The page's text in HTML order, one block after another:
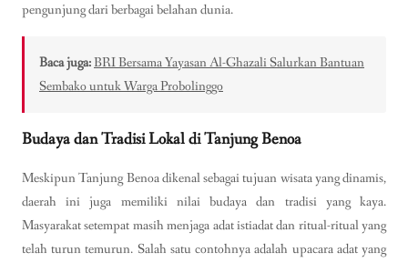
pengunjung dari berbagai belahan dunia.
Baca juga:BRI Bersama Yayasan Al-Ghazali Salurkan Bantuan
Sembako untuk Warga Probolinggo
Budaya dan Tradisi Lokal di Tanjung Benoa
Meskipun Tanjung Benoa dikenal sebagai tujuan wisata yang dinamis,
daerah ini juga memiliki nilai budaya dan tradisi yang kaya.
Masyarakat setempat masih menjaga adat istiadat dan ritual-ritual yang
telah turun temurun. Salah satu contohnya adalah upacara adat yang